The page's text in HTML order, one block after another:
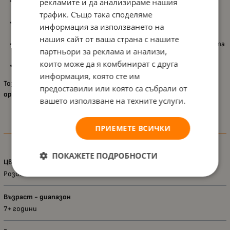
подредба на моливи, химикалки и други пособия;
Подходящ за използване в
творчески занимания
Съчетавапрактичност и естетика, като насърчава децата
към ред и изразителност;
Размери: 22 x 11 x 7.5 см.
Този несесер е идеален за деца, които обичат да бъдат
организирани с усмивкаи предпочитат аксесоари с характер.
Характеристики
Цвят
Розов
Възраст - диапазон
7+ години
рекламите и да анализираме нашия
трафик. Също така споделяме
информация за използването на
нашия сайт от ваша страна с нашите
партньори за реклама и анализи,
които може да я комбинират с друга
информация, която сте им
предоставили или която са събрали от
вашето използване на техните услуги.
ПРИЕМЕТЕ ВСИЧКИ
ПОКАЖЕТЕ ПОДРОБНОСТИ